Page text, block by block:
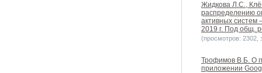
Жидкова Л.С.,
распределению
активных систем
2019 г. Под общ.
(просмотров: 2302,
Трофимов В.Б. О
приложении